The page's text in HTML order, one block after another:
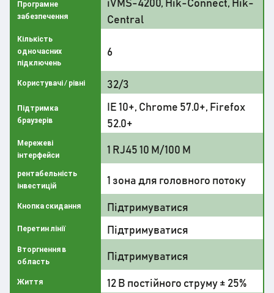
Програмне
забезпечення
Central
Кількість
одночасних
підключень
6
Користувачі / рівні 32/3
Підтримка
браузерів
IE 10+, Chrome 57.0+, Firefox
52.0+
Мережеві
інтерфейси
1 RJ45 10 М/100 М
рентабельність
інвестицій
1 зона для головного потоку
Кнопка скидання Підтримуватися
Перетин лінії Підтримуватися
Вторгнення в
область
Підтримуватися
Життя 12 В постійного струму ± 25%